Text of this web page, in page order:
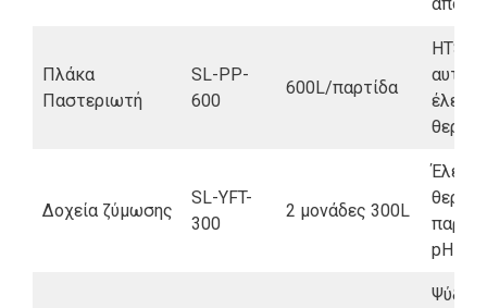
Πλάκα
Παστεριωτή
SL-PP-
600
600L/παρτίδα
HTST
έλεγχο
Δοχεία ζύμωσης
SL-YFT-
300
2 μονάδες 300L
pH
Ψύξη